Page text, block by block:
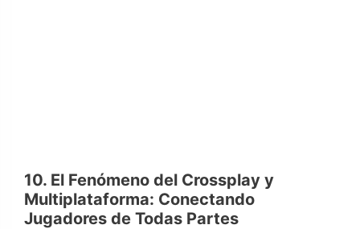
10. El Fenómeno del Crossplay y
Multiplataforma: Conectando
Jugadores de Todas Partes